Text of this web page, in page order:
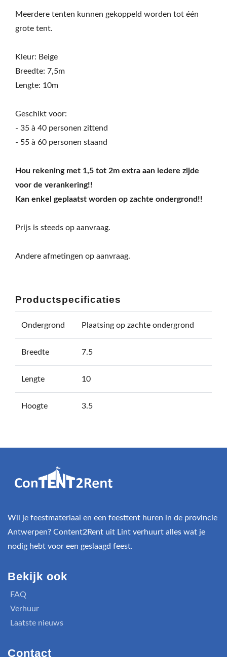
Meerdere tenten kunnen gekoppeld worden tot één
grote tent.
Kleur: Beige
Breedte: 7,5m
Lengte: 10m
Geschikt voor:
- 35 à 40 personen zittend
- 55 à 60 personen staand
Hou rekening met 1,5 tot 2m extra aan iedere zijde
voor de verankering!!
Kan enkel geplaatst worden op zachte ondergrond!!
Prijs is steeds op aanvraag.
Andere afmetingen op aanvraag.
Productspecificaties
Ondergrond Plaatsing op zachte ondergrond
Breedte 7.5
Lengte 10
Hoogte 3.5
Wil je feestmateriaal en een feesttent huren in de provincie
Antwerpen? Content2Rent uit Lint verhuurt alles wat je
nodig hebt voor een geslaagd feest.
Bekijk ook
FAQ
Verhuur
Laatste nieuws
Contact